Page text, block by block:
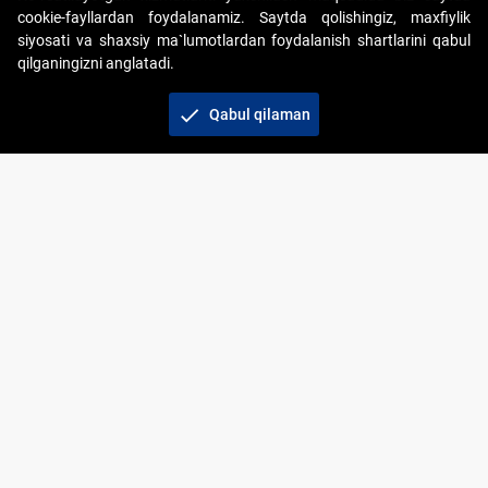
Copyright © 2017-2026. "Elektron onlayn-auksionlarni
tashkil etish" AJ. Barcha huquqlar himoyalangan
cookie-fayllardan foydalanamiz. Saytda qolishingiz, maxfiylik
siyosati va shaxsiy ma`lumotlardan foydalanish shartlarini qabul
qilganingizni anglatadi.
check Qabul qilaman